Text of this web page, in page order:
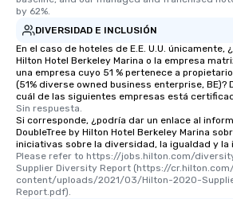
by 62%.
DIVERSIDAD E INCLUSIÓN
En el caso de hoteles de E.E. U.U. únicamente,
Hilton Hotel Berkeley Marina o la empresa
una empresa cuyo 51 % pertenece a
(51% diverse owned business enterprise, BE)?
cuál de las siguientes empresas está
Sin respuesta.
Si corresponde, ¿podría dar un enlace al
DoubleTree by Hilton Hotel Berkeley Marina
iniciativas sobre la diversidad, la igualdad y la
Please refer to https://jobs.hilton.com/
Supplier Diversity Report (https://
content/uploads/2021/03/Hilton-2020-
Report.pdf).